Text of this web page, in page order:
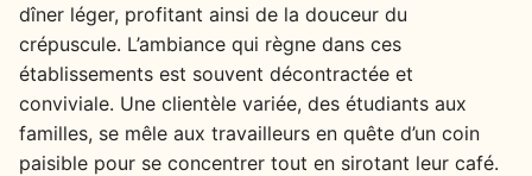
dîner léger, profitant ainsi de la douceur du
crépuscule. L’ambiance qui règne dans ces
établissements est souvent décontractée et
conviviale. Une clientèle variée, des étudiants aux
familles, se mêle aux travailleurs en quête d’un coin
paisible pour se concentrer tout en sirotant leur café.